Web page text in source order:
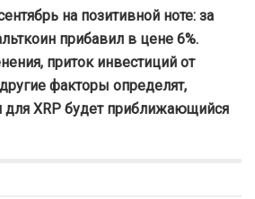
на позитивной ноте: за
прибавил в цене 6%.
приток инвестиций от
факторы определят,
XRP будет приближающийся